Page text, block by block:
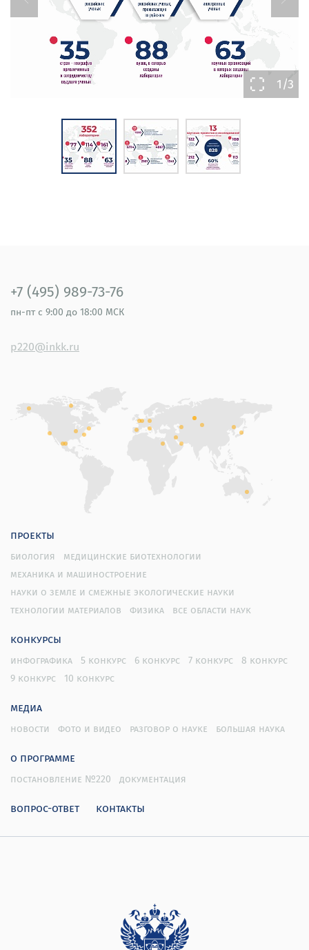
1/3
+7 (495) 989-73-76
пн-пт с 9:00 до 18:00 МСК
p220@inkk.ru
проекты
биология
медицинские биотехнологии
механика и машиностроение
науки о земле и смежные экологические науки
технологии материалов
физика все области наук
конкурсы
инфографика 5 конкурс 6 конкурс 7 конкурс
8 конкурс
9 конкурс
10 конкурс
медиа
новости фото и видео разговор о науке большая наука
о программе
постановление №220 документация
вопрос-ответ контакты